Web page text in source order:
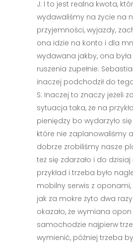
J: I to jest realna kwota,
wydawaliśmy na życie na
przyjemności, wyjazdy,
ona idzie na konto i dla
wydawana jakby, ona
ruszenia zupełnie.
inaczej podchodził do
S: Inaczej to znaczy jeżeli
sytuacja taka, że na
pieniędzy bo wydarzyło
które nie zaplanowaliśmy
dobrze zrobiliśmy nasze
też się zdarzało i do dzisiaj
przykład i trzeba było
mobilny serwis z oponami,
jak za mokre żyto dwa
okazało, że wymiana opon
samochodzie najpierw
wymienić, później trzeba